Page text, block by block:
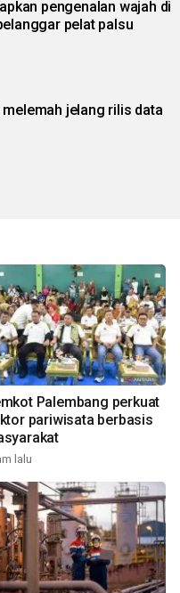
pengenalan wajah di
pelat palsu
jelang rilis data
Palembang perkuat
pariwisata berbasis
lalu